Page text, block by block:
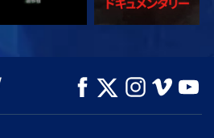
シリーズを探求